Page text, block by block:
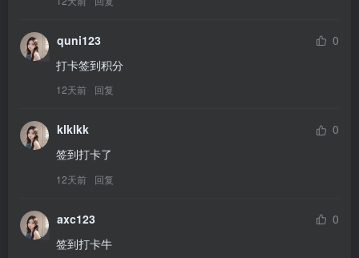
quni123
0
打卡签到积分
12天前 回复
klklkk
0
签到打卡了
12天前 回复
axc123
0
签到打卡牛